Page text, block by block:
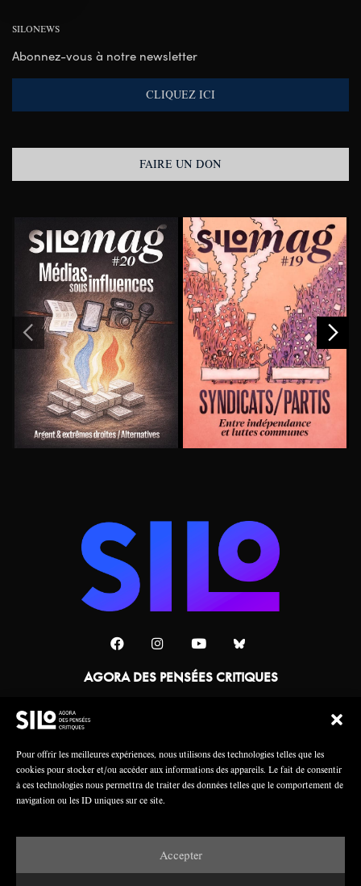
Pour offrir les meilleures expériences, nous utilisons des technologies telles que les
cookies pour stocker et/ou accéder aux informations des appareils. Le fait de consentir
à ces technologies nous permettra de traiter des données telles que le comportement de
navigation ou les ID uniques sur ce site.
Accepter
SILONEWS
Abonnez-vous à notre newsletter
CLIQUEZ ICI
FAIRE UN DON
AGORA DES PENSÉES CRITIQUES